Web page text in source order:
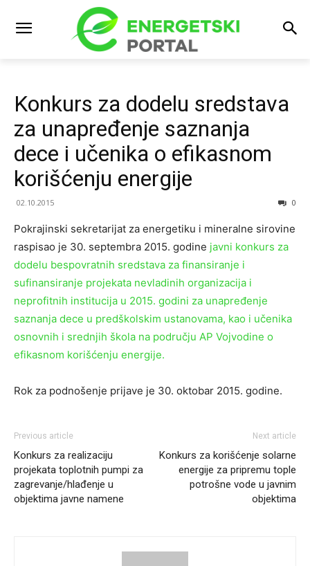
Konkurs za dodelu sredstava
za unapređenje saznanja
dece i učenika o efikasnom
korišćenju energije
02.10.2015 0
Pokrajinski sekretarijat za energetiku i mineralne sirovine
raspisao je 30. septembra 2015. godine javni konkurs za
dodelu bespovratnih sredstava za finansiranje i
sufinansiranje projekata nevladinih organizacija i
neprofitnih institucija u 2015. godini za unapređenje
saznanja dece u predškolskim ustanovama, kao i učenika
osnovnih i srednjih škola na području AP Vojvodine o
efikasnom korišćenju energije.
Rok za podnošenje prijave je 30. oktobar 2015. godine.
Previous article
Konkurs za realizaciju
projekata toplotnih pumpi za
zagrevanje/hlađenje u
objektima javne namene
Next article
Konkurs za korišćenje solarne
energije za pripremu tople
potrošne vode u javnim
objektima